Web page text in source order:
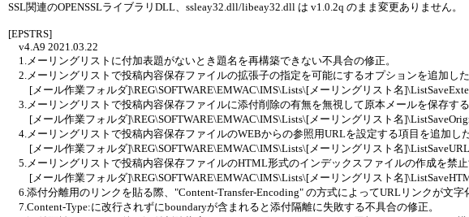
SSL関連のOPENSSLライブラリDLL、ssleay32.dll/libeay32.dll は v1.0.2q のまま変更ありません。
[EPSTRS]
v4.A9 2021.03.22
1.メーリングリストに付加表題がないとき題名を再構築できない不具合の修正。
2.メーリングリストで投稿内容保存ファイルの拡張子の指定を可能にするオプションを追加した
[メール作業フォルダ]\REG\SOFTWARE\EMWAC\IMS\Lists\[メーリングリスト名
3.メーリングリストで投稿内容保存ファイルに添付削除の有無を無視して原本メールを保存する
[メール作業フォルダ]\REG\SOFTWARE\EMWAC\IMS\Lists\[メーリングリスト名
4.メーリングリストで投稿内容保存ファイルのWEBからの参照用URLを設定する項目を追加した
[メール作業フォルダ]\REG\SOFTWARE\EMWAC\IMS\Lists\[メーリングリスト名
5.メーリングリストで投稿内容保存ファイルのHTML形式のインデックスファイルの作成を禁止
[メール作業フォルダ]\REG\SOFTWARE\EMWAC\IMS\Lists\[メーリングリスト名
6.添付分離用のリンクを貼る際、"Content-Transfer-Encoding" の方式によってURLリンクが文字
7.Content-Type:に改行されずにboundaryが含まれると添付隔離に失敗する不具合の修正。